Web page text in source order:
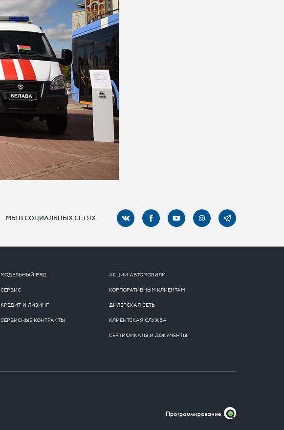
МЫ В СОЦИАЛЬНЫХ СЕТЯХ:
МОДЕЛЬНЫЙ РЯД
СЕРВИС
КРЕДИТ И ЛИЗИНГ
СЕРВИСНЫЕ КОНТРАКТЫ
АКЦИИ АВТОМОБИЛИ
КОРПОРАТИВНЫМ КЛИЕНТАМ
ДИЛЕРСКАЯ СЕТЬ
КЛИЕНТСКАЯ СЛУЖБА
СЕРТИФИКАТЫ И ДОКУМЕНТЫ